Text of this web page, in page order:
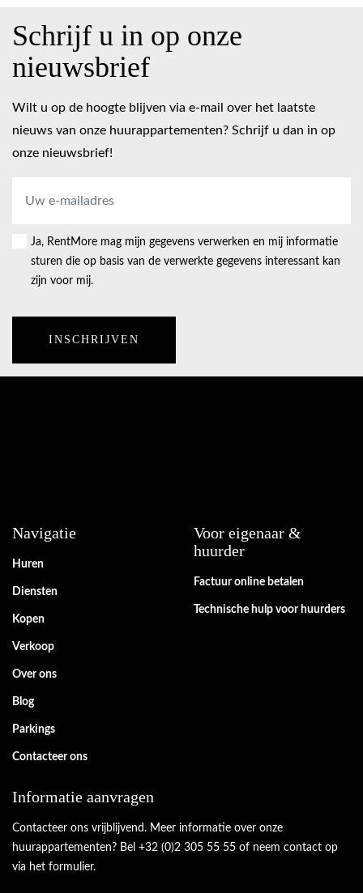
Schrijf u in op onze
nieuwsbrief
Wilt u op de hoogte blijven via e-mail over het laatste
nieuws van onze huurappartementen? Schrijf u dan in op
onze nieuwsbrief!
Consent
Ja, RentMore mag mijn gegevens verwerken en mij informatie
sturen die op basis van de verwerkte gegevens interessant kan
zijn voor mij.
Navigatie
Huren
Diensten
Kopen
Verkoop
Over ons
Blog
Parkings
Contacteer ons
Informatie aanvragen
Contacteer ons vrijblijvend. Meer informatie over onze
huurappartementen? Bel +32 (0)2 305 55 55 of neem contact op
via het formulier.
Voor eigenaar &
huurder
Factuur online betalen
Technische hulp voor huurders